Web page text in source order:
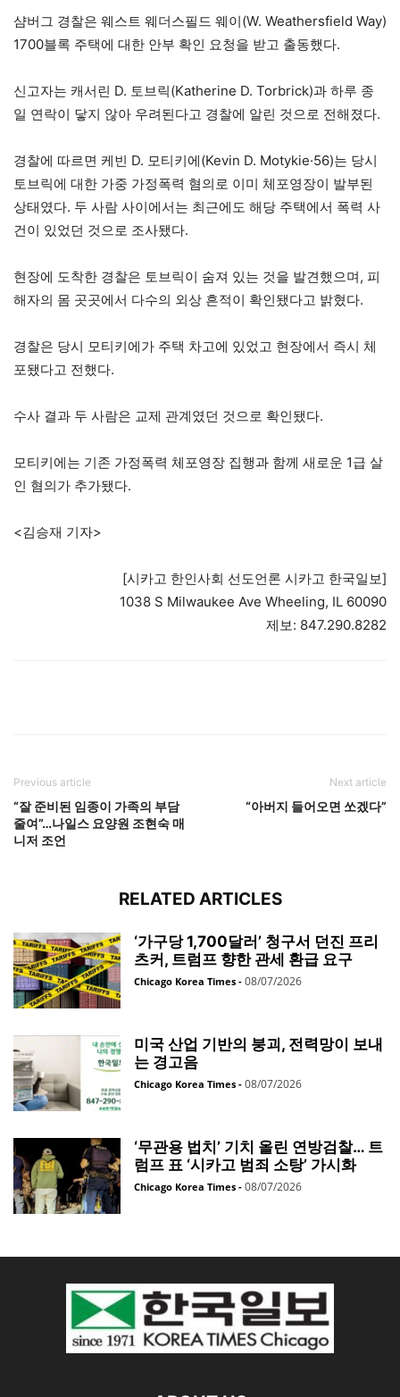
샴버그 경찰은 웨스트 웨더스필드 웨이(W. Weathersfield Way)
1700블록 주택에 대한 안부 확인 요청을 받고 출동했다.
신고자는 캐서린 D. 토브릭(Katherine D. Torbrick)과 하루 종
일 연락이 닿지 않아 우려된다고 경찰에 알린 것으로 전해졌다.
경찰에 따르면 케빈 D. 모티키에(Kevin D. Motykie·56)는 당시
토브릭에 대한 가중 가정폭력 혐의로 이미 체포영장이 발부된
상태였다. 두 사람 사이에서는 최근에도 해당 주택에서 폭력 사
건이 있었던 것으로 조사됐다.
현장에 도착한 경찰은 토브릭이 숨져 있는 것을 발견했으며, 피
해자의 몸 곳곳에서 다수의 외상 흔적이 확인됐다고 밝혔다.
경찰은 당시 모티키에가 주택 차고에 있었고 현장에서 즉시 체
포됐다고 전했다.
수사 결과 두 사람은 교제 관계였던 것으로 확인됐다.
모티키에는 기존 가정폭력 체포영장 집행과 함께 새로운 1급 살
인 혐의가 추가됐다.
<김승재 기자>
[시카고 한인사회 선도언론 시카고 한국일보]
1038 S Milwaukee Ave Wheeling, IL 60090
제보: 847.290.8282
Previous article
“잘 준비된 임종이 가족의 부담
줄여”…나일스 요양원 조현숙 매
니저 조언
Next article
“아버지 들어오면 쏘겠다”
RELATED ARTICLES
‘가구당 1,700달러’ 청구서 던진 프리
츠커, 트럼프 향한 관세 환급 요구
Chicago Korea Times - 08/07/2026
미국 산업 기반의 붕괴, 전력망이 보내
는 경고음
Chicago Korea Times - 08/07/2026
‘무관용 법치’ 기치 올린 연방검찰… 트
럼프 표 ‘시카고 범죄 소탕’ 가시화
Chicago Korea Times - 08/07/2026